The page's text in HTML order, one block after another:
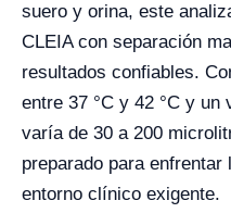
suero y orina, este
CLEIA con separación
resultados confiables.
entre 37 °C y 42 °C y un
varía de 30 a 200
preparado para
entorno clínico exigente.